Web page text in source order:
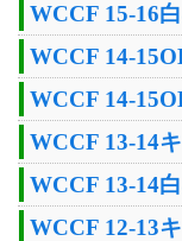
WCCF 15-16
WCCF 14-
WCCF 14-
WCCF 13-14
WCCF 13-14
WCCF 12-13